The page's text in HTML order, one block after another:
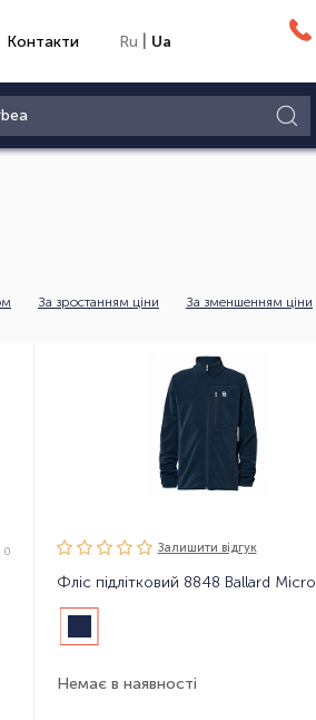
Контакти Ru Ua
За зростанням ціни За зменшенням ціни
0 Залишити вiдгук
Фліс підлітковий 8848 Ballard Micro
Немає в наявності